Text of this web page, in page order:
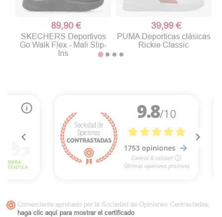
89,90 €
SKECHERS Deportivos
Go Walk Flex - Mali Slip-
Ins
39,99 €
PUMA Deporticas clásicas
Rickie Classic
Comerciante aprobado por la Sociedad de Opiniones Contrastadas,
haga clic aquí para mostrar el certificado.